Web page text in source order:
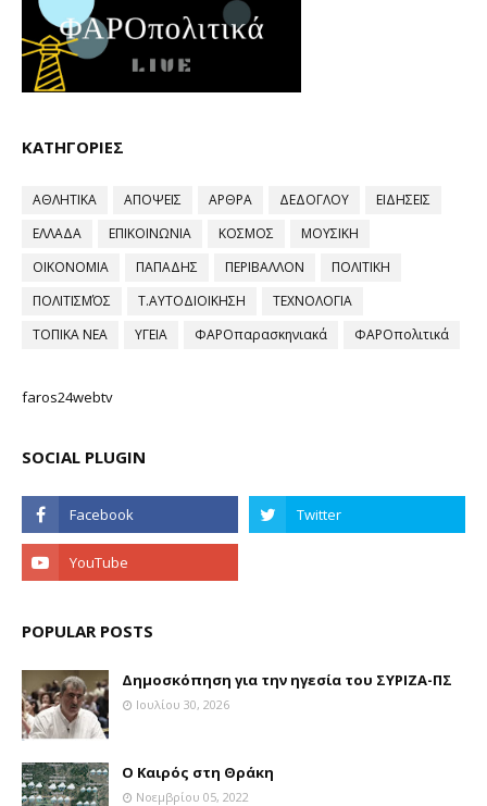
ΚΑΤΗΓΟΡΙΕΣ
ΑΘΛΗΤΙΚΑ ΑΠΟΨΕΙΣ ΑΡΘΡΑ ΔΕΔΟΓΛΟΥ
ΕΙΔΗΣΕΙΣ
ΕΛΛΑΔΑ
ΕΠΙΚΟΙΝΩΝΙΑ ΚΟΣΜΟΣ
ΜΟΥΣΙΚΗ
ΟΙΚΟΝΟΜΙΑ
ΠΑΠΑΔΗΣ ΠΕΡΙΒΑΛΛΟΝ
ΠΟΛΙΤΙΚΗ
ΠΟΛΙΤΙΣΜΌΣ
Τ.ΑΥΤΟΔΙΟΙΚΗΣΗ
ΤΕΧΝΟΛΟΓΙΑ
ΤΟΠΙΚΑ ΝΕΑ
ΥΓΕΙΑ ΦΑΡΟπαρασκηνιακά ΦΑΡΟπολιτικά
faros24webtv
SOCIAL PLUGIN
POPULAR POSTS
Δημοσκόπηση για την ηγεσία του ΣΥΡΙΖΑ-ΠΣ
Ιουλίου 30, 2026
Ο Καιρός στη Θράκη
Νοεμβρίου 05, 2022